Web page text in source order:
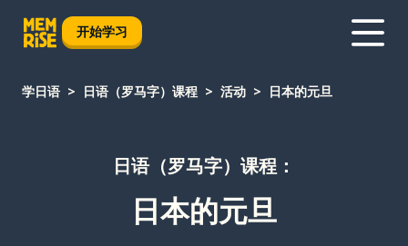
开始学习
学日语 日语（罗马字）课程 活动 日本的元旦
日语（罗马字）课程：
日本的元旦